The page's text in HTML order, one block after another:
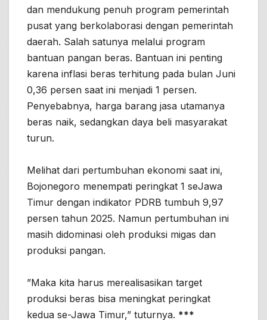
dan mendukung penuh program pemerintah
pusat yang berkolaborasi dengan pemerintah
daerah. Salah satunya melalui program
bantuan pangan beras. Bantuan ini penting
karena inflasi beras terhitung pada bulan Juni
0,36 persen saat ini menjadi 1 persen.
Penyebabnya, harga barang jasa utamanya
beras naik, sedangkan daya beli masyarakat
turun.
Melihat dari pertumbuhan ekonomi saat ini,
Bojonegoro menempati peringkat 1 seJawa
Timur dengan indikator PDRB tumbuh 9,97
persen tahun 2025. Namun pertumbuhan ini
masih didominasi oleh produksi migas dan
produksi pangan.
”Maka kita harus merealisasikan target
produksi beras bisa meningkat peringkat
kedua se-Jawa Timur,” tuturnya. ***